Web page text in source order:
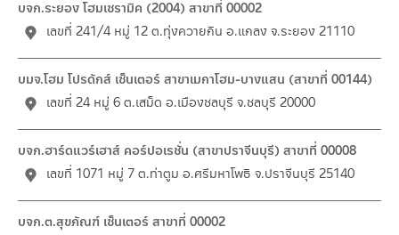
บจก.ระยอง โฮมเซรามิค (2004) สาขาที่ 00002
เลขที่ 241/4 หมู่ 12 ต.ทุ่งควายกิน อ.แกลง จ.ระยอง 21110
บมจ.โฮม โปรดักส์ เซ็นเตอร์ สาขาเมกาโฮม-บางแสน (สาขาที่ 00144)
เลขที่ 24 หมู่ 6 ต.เสม็ด อ.เมืองชลบุรี จ.ชลบุรี 20000
บจก.ฮาร์ดแวร์เฮาส์ คอร์ปอเรชั่น (สาขาปราจีนบุรี) สาขาที่ 00008
เลขที่ 1071 หมู่ 7 ต.ท่าตูม อ.ศรีมหาโพธิ จ.ปราจีนบุรี 25140
บจก.ต.สุขภัณฑ์ เซ็นเตอร์ สาขาที่ 00002